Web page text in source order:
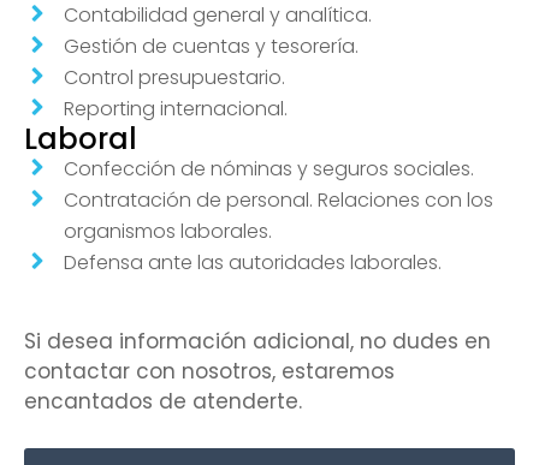
Contabilidad general y analítica.
Gestión de cuentas y tesorería.
Control presupuestario.
Reporting internacional.
Laboral
Confección de nóminas y seguros sociales.
Contratación de personal. Relaciones con los
organismos laborales.
Defensa ante las autoridades laborales.
Si desea información adicional, no dudes en
contactar con nosotros, estaremos
encantados de atenderte.